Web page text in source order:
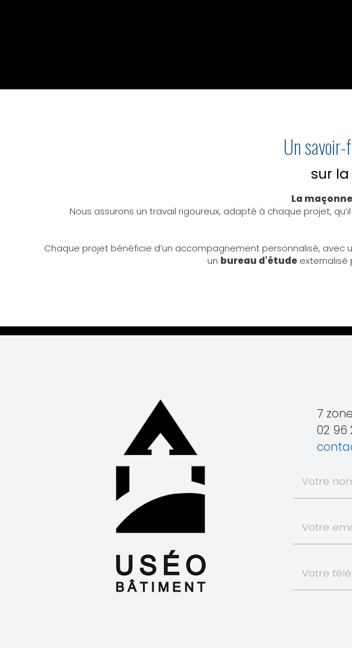
Un
sur
La
Nous assurons un travail rigoureux, adapté à chaque projet,
Chaque projet bénéficie d’un accompagnement personnalisé,
un bureau d'étude externalisé
7
02 96